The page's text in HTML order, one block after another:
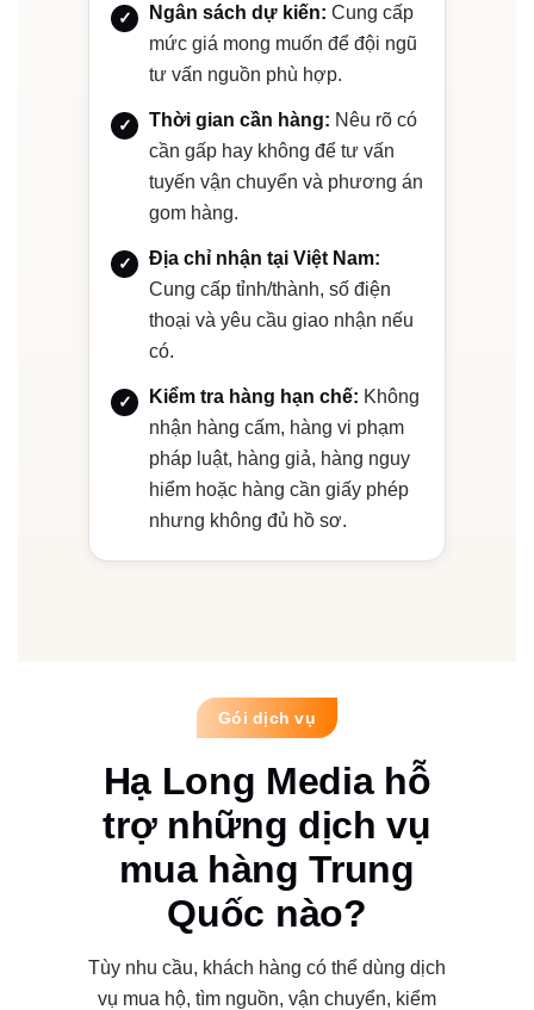
Ngân sách dự kiến: Cung cấp
mức giá mong muốn để đội ngũ
tư vấn nguồn phù hợp.
Thời gian cần hàng: Nêu rõ có
cần gấp hay không để tư vấn
tuyến vận chuyển và phương án
gom hàng.
Địa chỉ nhận tại Việt Nam:
Cung cấp tỉnh/thành, số điện
thoại và yêu cầu giao nhận nếu
có.
Kiểm tra hàng hạn chế: Không
nhận hàng cấm, hàng vi phạm
pháp luật, hàng giả, hàng nguy
hiểm hoặc hàng cần giấy phép
nhưng không đủ hồ sơ.
Gói dịch vụ
Hạ Long Media hỗ
trợ những dịch vụ
mua hàng Trung
Quốc nào?
Tùy nhu cầu, khách hàng có thể dùng dịch
vụ mua hộ, tìm nguồn, vận chuyển, kiểm